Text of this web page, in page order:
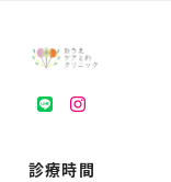
LINEinstagram
診療時間